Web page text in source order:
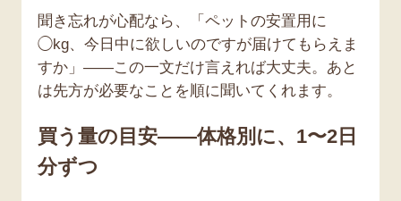
聞き忘れが心配なら、「ペットの安置用に
◯kg、今日中に欲しいのですが届けてもらえま
すか」——この一文だけ言えれば大丈夫。あと
は先方が必要なことを順に聞いてくれます。
買う量の目安——体格別に、1〜2日
分ずつ